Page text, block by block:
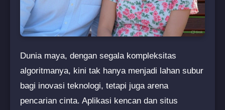
Dunia maya, dengan segala kompleksitas
algoritmanya, kini tak hanya menjadi lahan subur
bagi inovasi teknologi, tetapi juga arena
pencarian cinta. Aplikasi kencan dan situs